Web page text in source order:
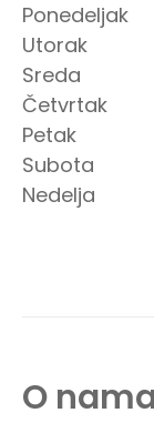
Ponedeljak
Utorak
Sreda
Četvrtak
Petak
Subota
Nedelja
O